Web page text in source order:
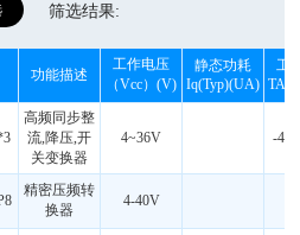
筛选结果:
功能描述
工作电压
（Vcc）(v)
静态功耗
Iq(Typ)(uA)
工
TA
高频同步整
流,降压,开
关变换器
4~36V -
精密压频转
换器
4-40V